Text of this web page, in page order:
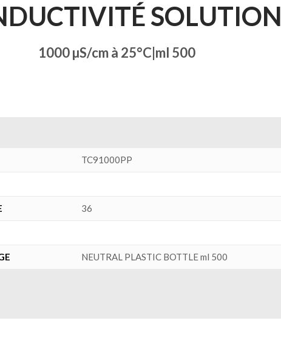
SOLUTION
1000 µS/cm à 25°C|ml 500
TC91000PP
36
NEUTRAL PLASTIC BOTTLE ml 500